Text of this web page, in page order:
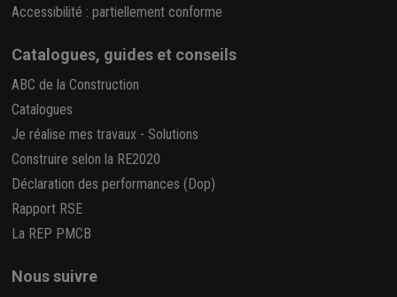
Accessibilité : partiellement conforme
Catalogues, guides et conseils
ABC de la Construction
Catalogues
Je réalise mes travaux - Solutions
Construire selon la RE2020
Déclaration des performances (Dop)
Rapport RSE
La REP PMCB
Nous suivre